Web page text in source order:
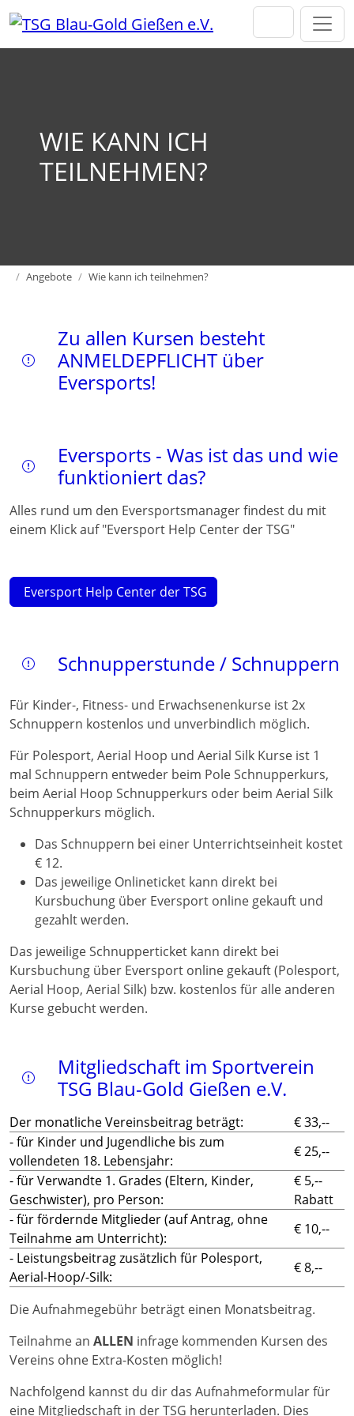
Direkt zur Hauptnavigation springen
Direkt zum Inhalt springen
WIE KANN ICH
TEILNEHMEN?
HomeAngebote Wie kann ich teilnehmen?
Zu allen Kursen besteht
ANMELDEPFLICHT über
Eversports!
Eversports - Was ist das und wie
funktioniert das?
Alles rund um den Eversportsmanager findest du mit
einem Klick auf "Eversport Help Center der TSG"
Eversport Help Center der TSG
Schnupperstunde / Schnuppern
Für Kinder-, Fitness- und Erwachsenenkurse ist 2x
Schnuppern kostenlos und unverbindlich möglich.
Für Polesport, Aerial Hoop und Aerial Silk Kurse ist 1
mal Schnuppern entweder beim Pole Schnupperkurs,
beim Aerial Hoop Schnupperkurs oder beim Aerial Silk
Schnupperkurs möglich.
Das Schnuppern bei einer Unterrichtseinheit kostet
€ 12.
Das jeweilige Onlineticket kann direkt bei
Kursbuchung über Eversport online gekauft und
gezahlt werden.
Das jeweilige Schnupperticket kann direkt bei
Kursbuchung über Eversport online gekauft (Polesport,
Aerial Hoop, Aerial Silk) bzw. kostenlos für alle anderen
Kurse gebucht werden.
Mitgliedschaft im Sportverein
TSG Blau-Gold Gießen e.V.
Der monatliche Vereinsbeitrag beträgt:
€ 33,--
- für Kinder und Jugendliche bis zum
vollendeten 18. Lebensjahr:
€ 25,--
- für Verwandte 1. Grades (Eltern, Kinder,
Geschwister), pro Person:
€ 5,--
Rabatt
- für fördernde Mitglieder (auf Antrag, ohne
Teilnahme am Unterricht):
€ 10,--
- Leistungsbeitrag zusätzlich für Polesport,
Aerial-Hoop/-Silk:
€ 8,--
Die Aufnahmegebühr beträgt einen Monatsbeitrag.
Teilnahme an ALLEN infrage kommenden Kursen des
Vereins ohne Extra-Kosten möglich!
Nachfolgend kannst du dir das Aufnahmeformular für
eine Mitgliedschaft in der TSG herunterladen. Dies